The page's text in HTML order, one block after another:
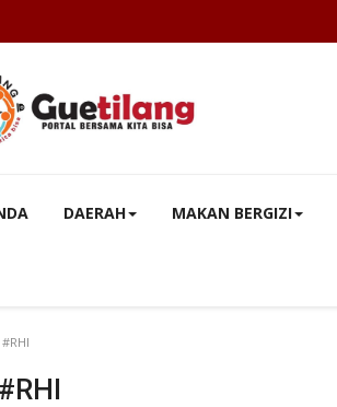
DAERAH MAKAN BERGIZI
#RHI
#RHI